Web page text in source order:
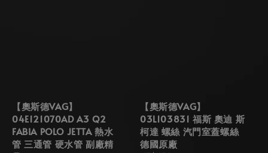
【奧斯德VAG】
04E121070AD A3 Q2
FABIA POLO JETTA 熱水
管 三通管 硬水管 副廠精
【奧斯德VAG】
03L103831 福斯 奧迪 斯
柯達 螺絲 汽門室蓋螺絲
德國原廠